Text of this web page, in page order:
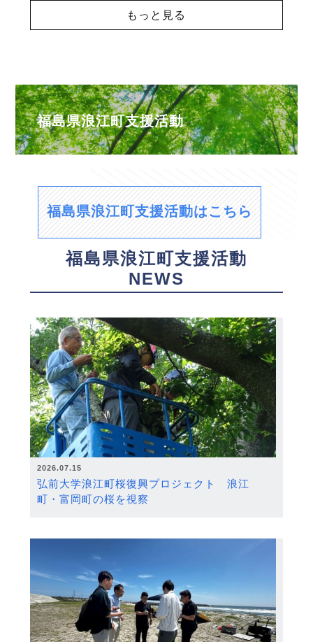
もっと見る
福島県浪江町支援活動
福島県浪江町支援活動はこちら
福島県浪江町支援活動
NEWS
2026.07.15
弘前大学浪江町桜復興プロジェクト 浪江
町・富岡町の桜を視察